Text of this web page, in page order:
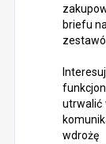
briefu
utrwalić